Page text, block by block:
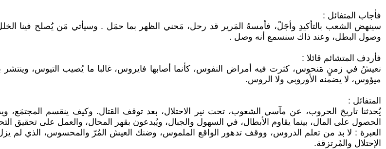
فأجاب المتفائل :
سينهض الشعب بالتأكيدِ وأجَلْ، فأمسهُ المَرير قد رحل، مَحني الظهر بما حمَل . وسيأتي مَن يُصلح فينا
وصول البطل، وعند ذاك سنسمع أنه وصل .
فأردف المتشائم قائلا :
نعيشُ في زمنٍ مَنحوس، كثرت فيه أمراض النفوس، كأنما أصابها فايروس، غالبا ما يُصيب التيوس،
ميؤوس، لا يضمنه الأوروبي ولا الروس.
المتفائل :
يُحدثنا تاريخ الحروب، عن مآسي الشعوب، تحت نير الاحتلال، بعد توقف القتال. وكيف ينقسم المجتمَع،
الحصول على المال، بينما يقاوم الأبطال، في السهول والجبال، ويُبدعون بقهر المحال، والعمل على تحقيق
العبرة : لا بد من تعلم الدروس، ووقف تدهور الواقع الملموس، وضنك العيش المُرّ والمحسوس، الذي لم
الإحتلال والمُرتزقة.